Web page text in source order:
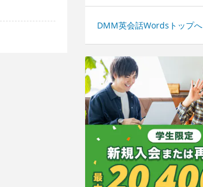
DMM英会話Wordsトップへ